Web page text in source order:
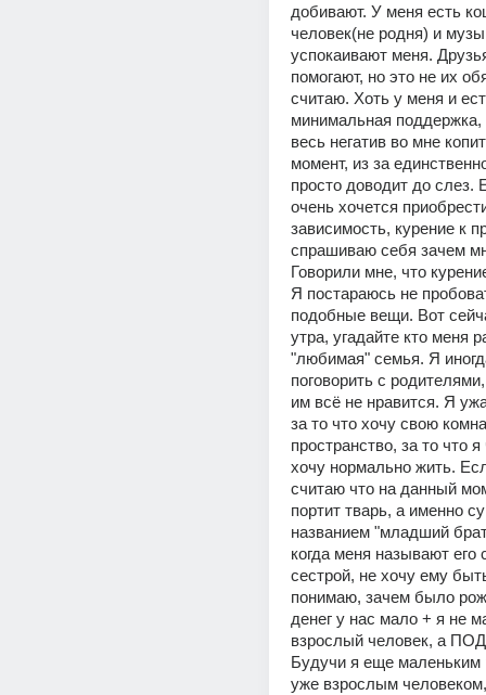
добивают. У меня есть
человек(не родня) и
успокаивают меня.
помогают, но это не их
считаю. Хоть у меня и
минимальная поддержка,
весь негатив во мне
момент, из за
просто доводит до слез.
очень хочется
зависимость, курение к
спрашиваю себя зачем
Говорили мне, что
Я постараюсь не
подобные вещи. Вот
утра, угадайте кто меня
"любимая" семья. Я
поговорить с
им всё не нравится. Я
за то что хочу свою
пространство, за то что
хочу нормально жить.
считаю что на данный
портит тварь, а именно
названием "младший
когда меня называют его
сестрой, не хочу ему
понимаю, зачем было
денег у нас мало + я не
взрослый человек, а
Будучи я еще маленьким
уже взрослым